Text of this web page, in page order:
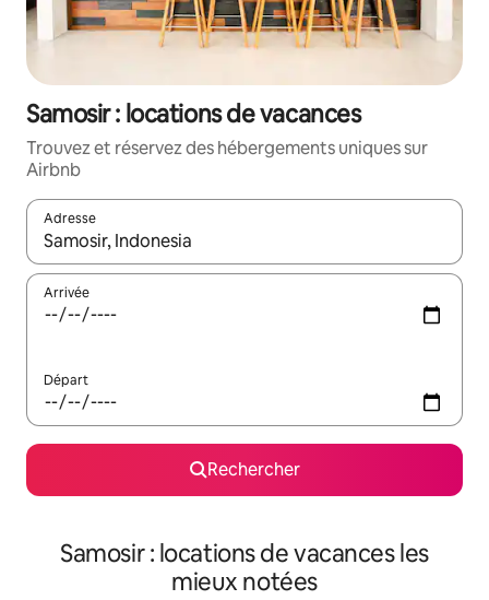
Samosir : locations de vacances
Trouvez et réservez des hébergements uniques sur
Airbnb
Adresse
Lorsque les résultats s'affichent, utilisez les flèches vers le
Arrivée
Départ
Rechercher
Samosir : locations de vacances les
mieux notées